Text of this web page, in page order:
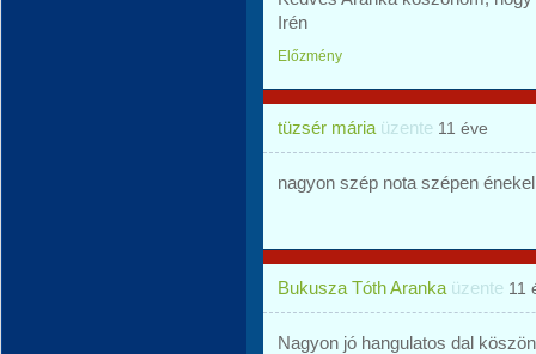
Irén
Előzmény
tüzsér mária üzente 11 éve
nagyon szép nota szépen
Bukusza Tóth Aranka üzente 11
Nagyon jó hangulatos dal